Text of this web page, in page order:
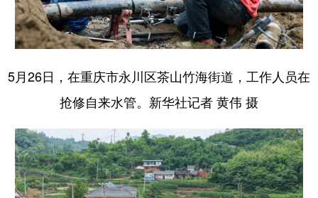
5月26日，在重庆市永川区茶山竹海街道，工作人员在
抢修自来水管。新华社记者 黄伟 摄